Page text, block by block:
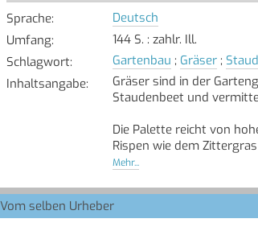
Sprache:
Deutsch
Umfang:
144 S. : zahlr. Ill.
Schlagwort: Gartenbau ; Gräser;
Inhaltsangabe:
Gräser sind in der
Staudenbeet und
Die Palette reicht von
Rispen wie dem
einer Savanne oder das
Die zarten Gräser
ganz besonderer
Mehr...
Vom selben Urheber